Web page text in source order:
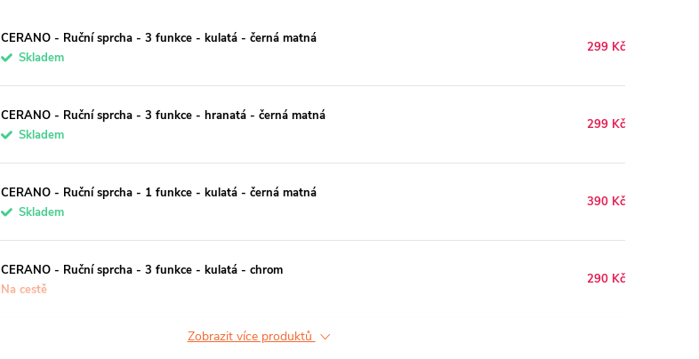
CERANO - Ruční sprcha - 3 funkce - kulatá - černá matná
Skladem
299 Kč
CERANO - Ruční sprcha - 3 funkce - hranatá - černá matná
Skladem
299 Kč
CERANO - Ruční sprcha - 1 funkce - kulatá - černá matná
Skladem
390 Kč
CERANO - Ruční sprcha - 3 funkce - kulatá - chrom
Na cestě
290 Kč
Zobrazit více produktů